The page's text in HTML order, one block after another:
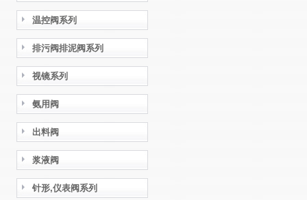
温控阀系列
排污阀排泥阀系列
视镜系列
氨用阀
出料阀
浆液阀
针形,仪表阀系列